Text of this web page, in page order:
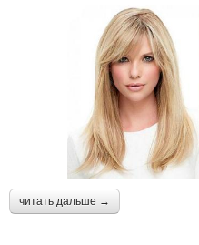
читать дальше →